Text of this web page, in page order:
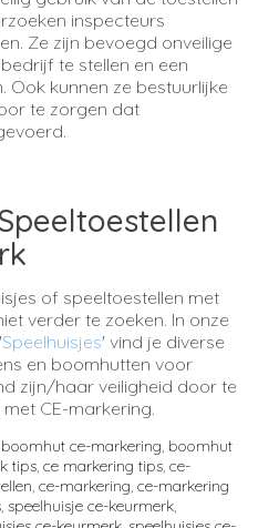
inspecteurs
Ze zijn bevoegd onveilige
te stellen en een
kunnen ze bestuurlijke
te zorgen dat
of speeltoestellen met
verder te zoeken. In onze
Speelhuisjes' vind je diverse
en boomhutten voor
zijn/haar veiligheid door te
CE-markering.
boomhut ce-markering, boomhut
tips, ce markering tips, ce-
, ce-markering, ce-markering
, speelhuisje ce-keurmerk,